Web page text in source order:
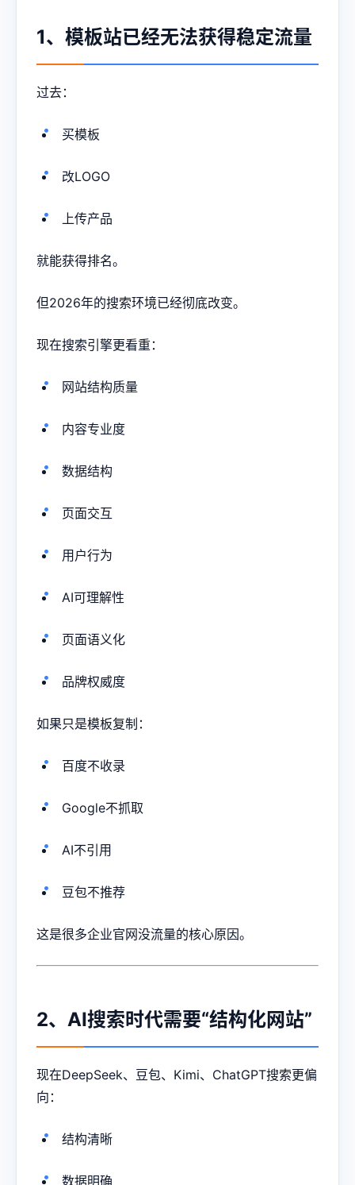
1、模板站已经无法获得稳定流量
过去：
买模板
改LOGO
上传产品
就能获得排名。
但2026年的搜索环境已经彻底改变。
现在搜索引擎更看重：
网站结构质量
内容专业度
数据结构
页面交互
用户行为
AI可理解性
页面语义化
品牌权威度
如果只是模板复制：
百度不收录
Google不抓取
AI不引用
豆包不推荐
这是很多企业官网没流量的核心原因。
2、AI搜索时代需要“结构化网站”
现在DeepSeek、豆包、Kimi、ChatGPT搜索更偏
向：
结构清晰
数据明确